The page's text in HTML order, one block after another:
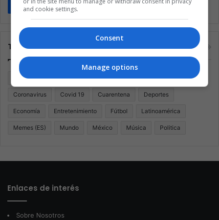
Read More »
Tags
Argentina Brasil Cine Cine y televisión Colombia
Coronavirus Covid 19 Cuarentena Deportes
Economía Entretenimiento Fútbol Latinoamérica
Memes (ES) Mundo México Música Politica
Enlaces de interés
Sobre Nosotros
and cookie settings.
Consent
Manage options